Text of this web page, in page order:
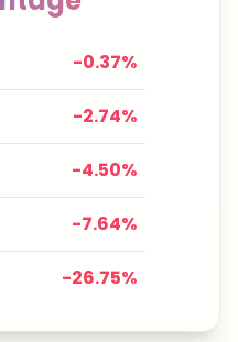
-0.37%
-2.74%
-4.50%
-7.64%
-26.75%